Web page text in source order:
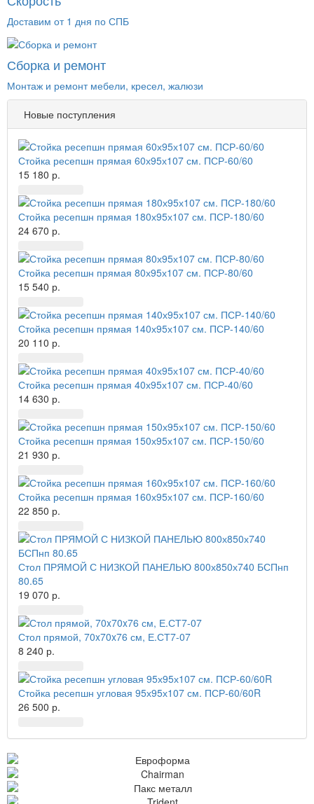
Доставим от 1 дня по СПБ
Сборка и ремонт
Монтаж и ремонт мебели, кресел, жалюзи
Новые поступления
Стойка ресепшн прямая 60х95х107 см. ПСР-60/60
15 180 р.
Стойка ресепшн прямая 180х95х107 см. ПСР-180/60
24 670 р.
Стойка ресепшн прямая 80х95х107 см. ПСР-80/60
15 540 р.
Стойка ресепшн прямая 140х95х107 см. ПСР-140/60
20 110 р.
Стойка ресепшн прямая 40х95х107 см. ПСР-40/60
14 630 р.
Стойка ресепшн прямая 150х95х107 см. ПСР-150/60
21 930 р.
Стойка ресепшн прямая 160х95х107 см. ПСР-160/60
22 850 р.
Стол ПРЯМОЙ С НИЗКОЙ ПАНЕЛЬЮ 800х850х740 БСПнп
80.65
19 070 р.
Стол прямой, 70x70x76 см, Е.СТ7-07
8 240 р.
Стойка ресепшн угловая 95х95х107 см. ПСР-60/60R
26 500 р.